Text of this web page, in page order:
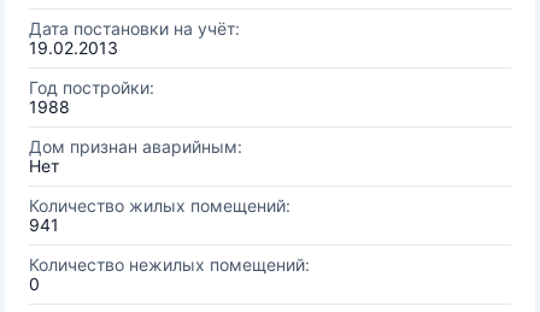
Дата постановки на учёт:
19.02.2013
Год постройки:
1988
Дом признан аварийным:
Нет
Количество жилых помещений:
941
Количество нежилых помещений:
0